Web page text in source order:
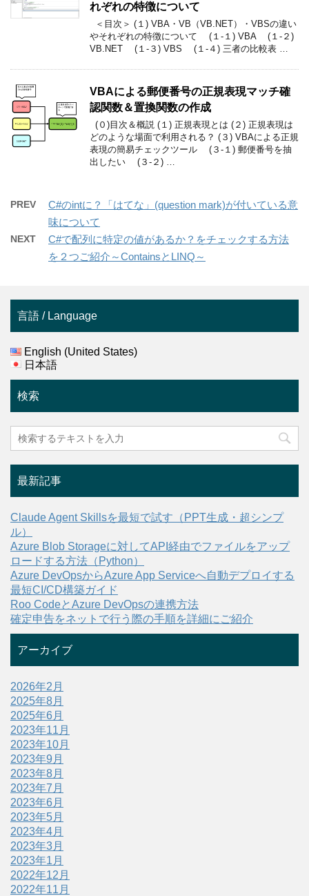
れぞれの特徴について
＜目次＞ (１) VBA・VB（VB.NET）・VBSの違い
やそれぞれの特徴について (１-１) VBA (１-２)
VB.NET (１-３) VBS (１-４) 三者の比較表 …
VBAによる郵便番号の正規表現マッチ確
認関数＆置換関数の作成
(０)目次＆概説 (１) 正規表現とは (２) 正規表現は
どのような場面で利用される？ (３) VBAによる正規
表現の簡易チェックツール (３-１) 郵便番号を抽
出したい (３-２) …
PREV
C#のintに？「はてな」(question mark)が付いている意
味について
NEXT
C#で配列に特定の値があるか？をチェックする方法
を２つご紹介～ContainsとLINQ～
言語 / Language
English (United States)
日本語
検索
最新記事
Claude Agent Skillsを最短で試す（PPT生成・超シンプ
ル）
Azure Blob Storageに対してAPI経由でファイルをアップ
ロードする方法（Python）
Azure DevOpsからAzure App Serviceへ自動デプロイする
最短CI/CD構築ガイド
Roo CodeとAzure DevOpsの連携方法
確定申告をネットで行う際の手順を詳細にご紹介
アーカイブ
2026年2月
2025年8月
2025年6月
2023年11月
2023年10月
2023年9月
2023年8月
2023年7月
2023年6月
2023年5月
2023年4月
2023年3月
2023年1月
2022年12月
2022年11月